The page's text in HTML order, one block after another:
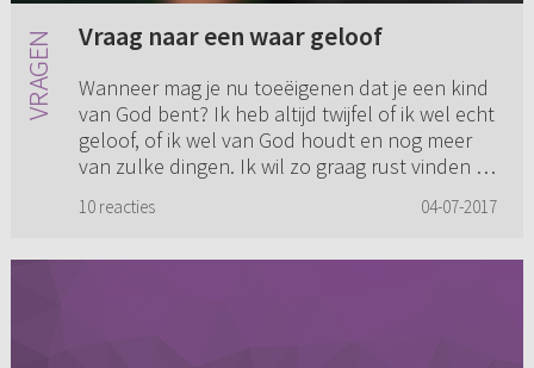
Vraag naar een waar geloof
Wanneer mag je nu toeëigenen dat je een kind
van God bent? Ik heb altijd twijfel of ik wel echt
geloof, of ik wel van God houdt en nog meer
van zulke dingen. Ik wil zo graag rust vinden in
10 reacties 04-07-2017